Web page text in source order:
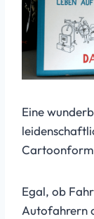
Eine
Cartoonform
Egal, ob
Autofahrern